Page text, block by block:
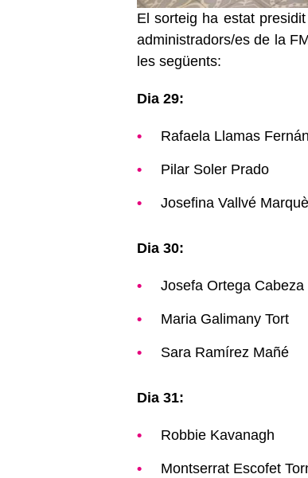
El sorteig ha estat presidit
administradors/es de la
les següents:
Dia 29:
Rafaela Llamas
Pilar Soler Prado
Josefina Vallvé
Dia 30:
Josefa Ortega Cabeza
Maria Galimany Tort
Sara Ramírez Mañé
Dia 31:
Robbie Kavanagh
Montserrat Escofet